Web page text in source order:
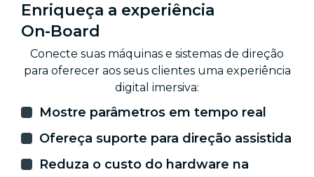
Enriqueça a experiência
On-Board
Conecte suas máquinas e sistemas de direção
para oferecer aos seus clientes uma experiência
digital imersiva:
Mostre parâmetros em tempo real
Ofereça suporte para direção assistida
Reduza o custo do hardware na